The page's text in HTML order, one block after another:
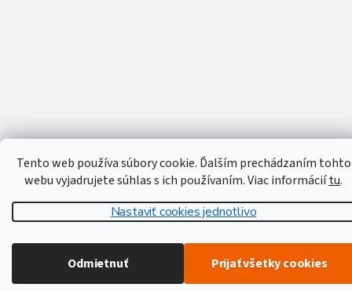
Tento web používa súbory cookie. Ďalším prechádzaním tohto
webu vyjadrujete súhlas s ich používaním. Viac informáciítu.
Nastaviť cookies jednotlivo
Odmietnuť Prijať všetky cookies